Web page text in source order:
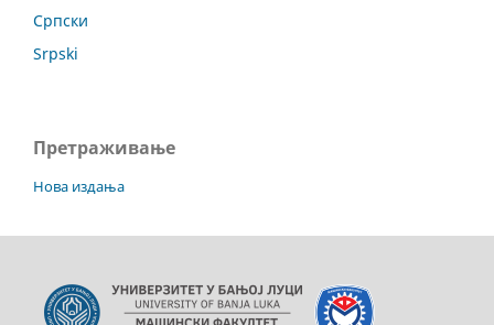
Српски
Srpski
Претраживање
Нова издања